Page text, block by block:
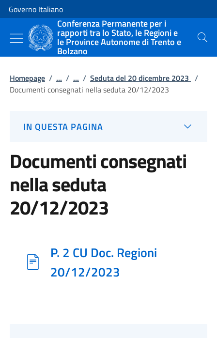
Vai al contenuto
Vai alla navigazione del sito
Governo Italiano
Conferenza Permanente per i
rapporti tra lo Stato, le Regioni e
le Province Autonome di Trento e
Bolzano
Cerca
Homepage / ... / ... / Seduta del 20 dicembre 2023 /
Documenti consegnati nella seduta 20/12/2023
IN QUESTA PAGINA
Documenti consegnati
nella seduta
20/12/2023
P. 2 CU Doc. Regioni
20/12/2023